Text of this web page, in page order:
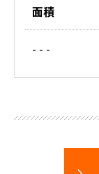
面積
- - -